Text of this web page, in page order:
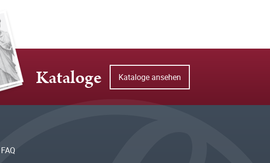
Kataloge Kataloge ansehen
FAQ